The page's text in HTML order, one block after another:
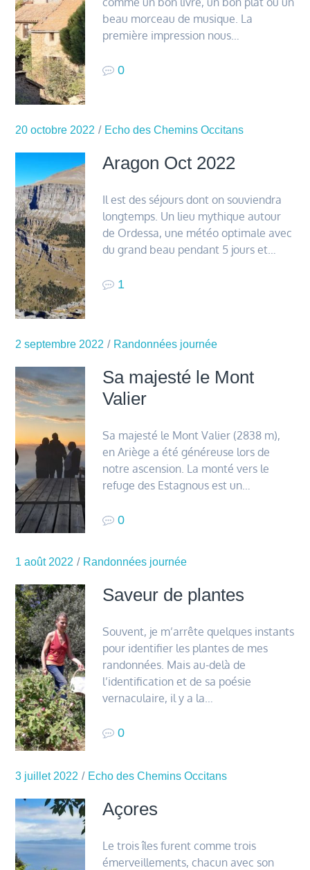
beau morceau de musique. La
première impression nous…
0
20 octobre 2022 Echo des Chemins Occitans
Aragon Oct 2022
Il est des séjours dont on souviendra
longtemps. Un lieu mythique autour
de Ordessa, une météo optimale avec
du grand beau pendant 5 jours et…
1
2 septembre 2022 Randonnées journée
Sa majesté le Mont
Valier
Sa majesté le Mont Valier (2838 m),
en Ariège a été généreuse lors de
notre ascension. La monté vers le
refuge des Estagnous est un…
0
1 août 2022 Randonnées journée
Saveur de plantes
Souvent, je m’arrête quelques instants
pour identifier les plantes de mes
randonnées. Mais au-delà de
l’identification et de sa poésie
vernaculaire, il y a la…
0
3 juillet 2022 Echo des Chemins Occitans
Açores
Le trois îles furent comme trois
émerveillements, chacun avec son